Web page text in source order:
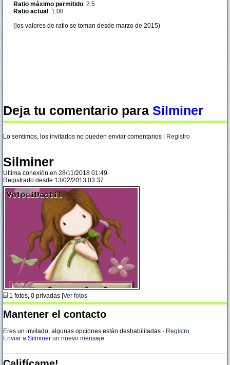
Ratio máximo permitido: 2.5
Ratio actual : 1.08
(los valores de ratio se toman desde marzo de 2015)
Deja tu comentario para Silminer
Lo sentimos, los invitados no pueden enviar comentarios | Registro
Silminer
Ultima conexión en 28/11/2018 01:49
Registrado desde 13/02/2013 03:37
1 fotos, 0 privadas | Ver fotos
Mantener el contacto
Eres un invitado, algunas opciones están deshabilitadas · Registro
Enviar a Silminer un nuevo mensaje